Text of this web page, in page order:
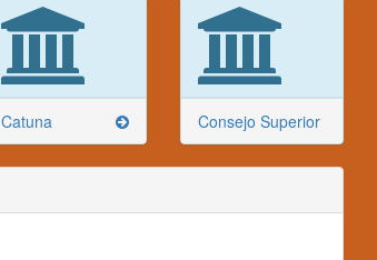
Catuna Consejo Superior